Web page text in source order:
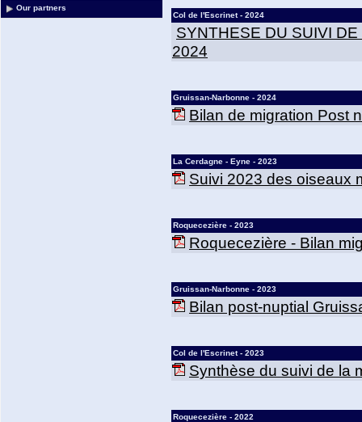
Our partners
Col de l'Escrinet - 2024
SYNTHESE DU SUIVI
2024
Gruissan-Narbonne - 2024
Bilan de migration Post
La Cerdagne - Eyne - 2023
Suivi 2023 des oiseaux
Roquecezière - 2023
Roquecezière - Bilan
Gruissan-Narbonne - 2023
Bilan post-nuptial
Col de l'Escrinet - 2023
Synthèse du suivi de la
Roquecezière - 2022